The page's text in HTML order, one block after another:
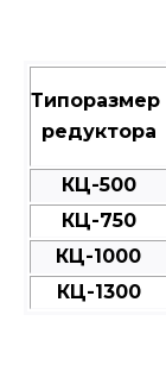
Типоразмер
редуктора
КЦ-500
КЦ-750
КЦ-1000
КЦ-1300